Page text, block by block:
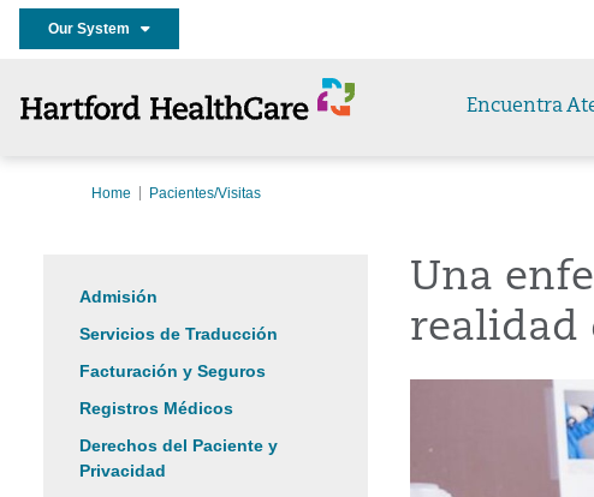
Our System
Encuentra
Home Pacientes/Visitas
Admisión
Servicios de Traducción
Facturación y Seguros
Registros Médicos
Derechos del Paciente y
Privacidad
Una
realidad